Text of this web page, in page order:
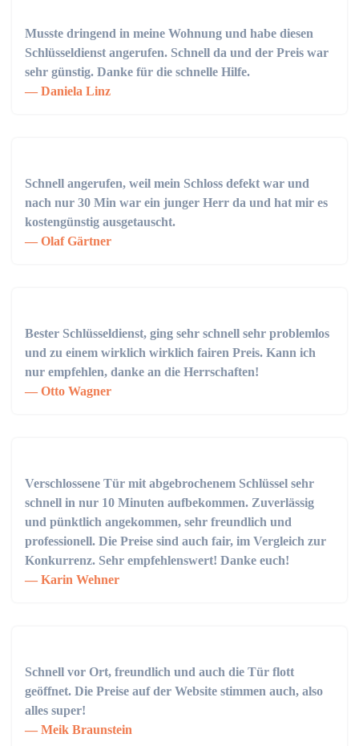
Musste dringend in meine Wohnung und habe diesen
Schlüsseldienst angerufen. Schnell da und der Preis war
sehr günstig. Danke für die schnelle Hilfe.
Daniela Linz
Schnell angerufen, weil mein Schloss defekt war und
nach nur 30 Min war ein junger Herr da und hat mir es
kostengünstig ausgetauscht.
Olaf Gärtner
Bester Schlüsseldienst, ging sehr schnell sehr problemlos
und zu einem wirklich wirklich fairen Preis. Kann ich
nur empfehlen, danke an die Herrschaften!
Otto Wagner
Verschlossene Tür mit abgebrochenem Schlüssel sehr
schnell in nur 10 Minuten aufbekommen. Zuverlässig
und pünktlich angekommen, sehr freundlich und
professionell. Die Preise sind auch fair, im Vergleich zur
Konkurrenz. Sehr empfehlenswert! Danke euch!
Karin Wehner
Schnell vor Ort, freundlich und auch die Tür flott
geöffnet. Die Preise auf der Website stimmen auch, also
alles super!
Meik Braunstein